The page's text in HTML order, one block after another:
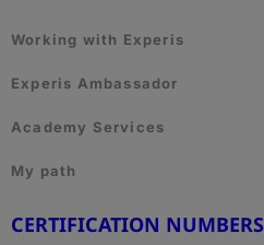
Working with Experis
Experis Ambassador
Academy Services
My path
CERTIFICATION NUMBERS